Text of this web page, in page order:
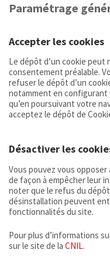
Paramétrage
Accepter les cookies
Le dépôt d’un cookie
consentement préalable.
refuser le dépôt d’un
notamment en configurant
qu’en poursuivant votre
acceptez le dépôt de
Désactiver les
Vous pouvez vous
de façon à empêcher leur
noter que le refus du
désinstallation peuvent
fonctionnalités du site.
Pour plus d’informations
sur le site de la CNIL.